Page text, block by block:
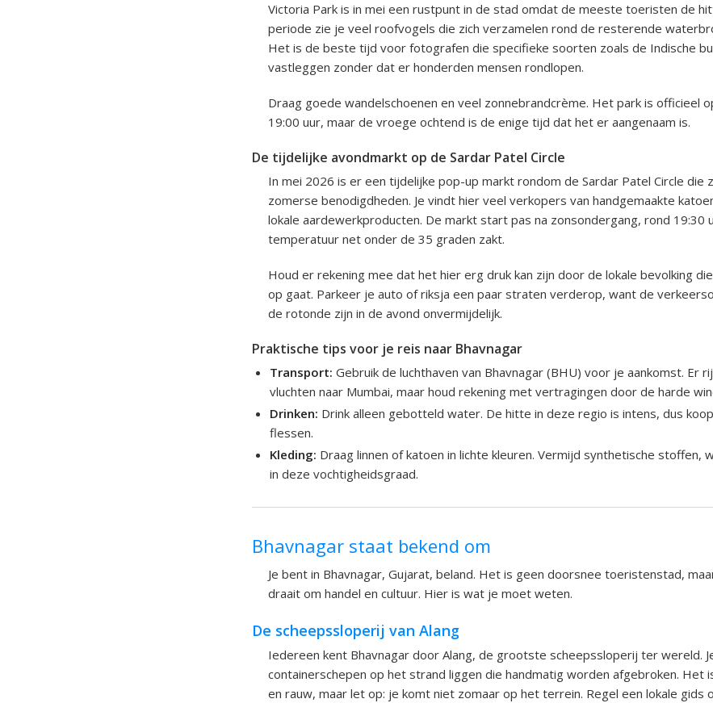
Victoria Park is in mei een rustpunt in de stad omdat de meeste toeristen de
periode zie je veel roofvogels die zich verzamelen rond de resterende
Het is de beste tijd voor fotografen die specifieke soorten zoals de Indische
vastleggen zonder dat er honderden mensen rondlopen.
Draag goede wandelschoenen en veel zonnebrandcrème. Het park is officieel
19:00 uur, maar de vroege ochtend is de enige tijd dat het er aangenaam is.
De tijdelijke avondmarkt op de Sardar Patel Circle
In mei 2026 is er een tijdelijke pop-up markt rondom de Sardar Patel Circle die
zomerse benodigdheden. Je vindt hier veel verkopers van handgemaakte
lokale aardewerkproducten. De markt start pas na zonsondergang, rond 19:30
temperatuur net onder de 35 graden zakt.
Houd er rekening mee dat het hier erg druk kan zijn door de lokale bevolking
op gaat. Parkeer je auto of riksja een paar straten verderop, want de
de rotonde zijn in de avond onvermijdelijk.
Praktische tips voor je reis naar Bhavnagar
Transport: Gebruik de luchthaven van Bhavnagar (BHU) voor je aankomst. Er
vluchten naar Mumbai, maar houd rekening met vertragingen door de harde
Drinken: Drink alleen gebotteld water. De hitte in deze regio is intens, dus
flessen.
Kleding: Draag linnen of katoen in lichte kleuren. Vermijd synthetische stoffen,
in deze vochtigheidsgraad.
Bhavnagar staat bekend om
Je bent in Bhavnagar, Gujarat, beland. Het is geen doorsnee toeristenstad,
draait om handel en cultuur. Hier is wat je moet weten.
De scheepssloperij van Alang
Iedereen kent Bhavnagar door Alang, de grootste scheepssloperij ter wereld.
containerschepen op het strand liggen die handmatig worden afgebroken. Het
en rauw, maar let op: je komt niet zomaar op het terrein. Regel een lokale gids